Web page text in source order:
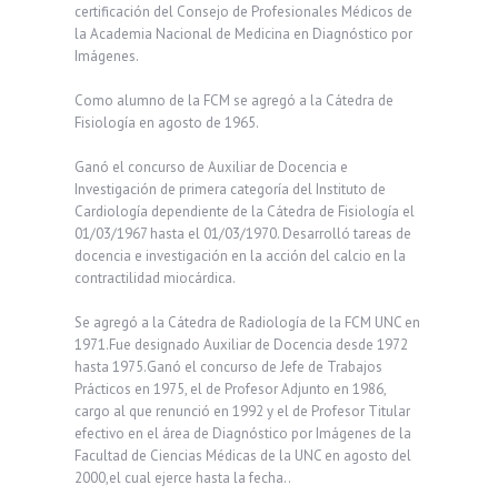
certificación del Consejo de Profesionales Médicos de
la Academia Nacional de Medicina en Diagnóstico por
Imágenes.
Como alumno de la FCM se agregó a la Cátedra de
Fisiología en agosto de 1965.
Ganó el concurso de Auxiliar de Docencia e
Investigación de primera categoría del Instituto de
Cardiología dependiente de la Cátedra de Fisiología el
01/03/1967 hasta el 01/03/1970. Desarrolló tareas de
docencia e investigación en la acción del calcio en la
contractilidad miocárdica.
Se agregó a la Cátedra de Radiología de la FCM UNC en
1971.Fue designado Auxiliar de Docencia desde 1972
hasta 1975.Ganó el concurso de Jefe de Trabajos
Prácticos en 1975, el de Profesor Adjunto en 1986,
cargo al que renunció en 1992 y el de Profesor Titular
efectivo en el área de Diagnóstico por Imágenes de la
Facultad de Ciencias Médicas de la UNC en agosto del
2000,el cual ejerce hasta la fecha..